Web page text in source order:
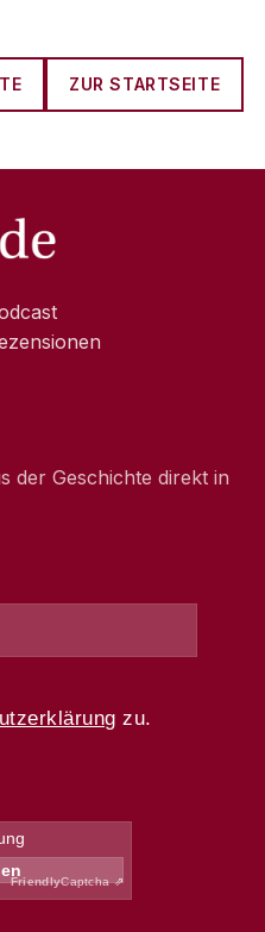
ZUR STARTSEITE
der Geschichte direkt in